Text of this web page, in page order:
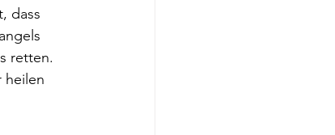
dass
retten.
heilen